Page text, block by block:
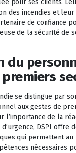
pour ses clients.
des incendies et
de confiance
de la sécurité de
du
se distingue par
aux gestes de
l’importance de la
DSPI offre
qui permettent au
nécessaires